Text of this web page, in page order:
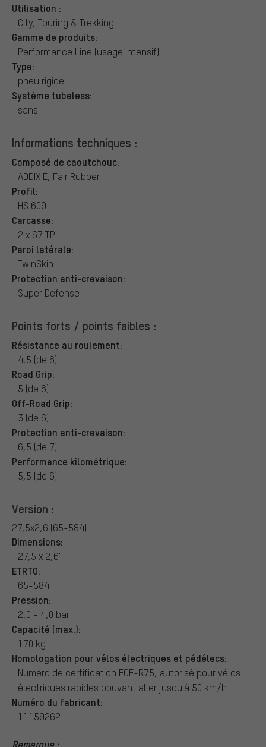
Utilisation :
City, Touring & Trekking
Gamme de produits:
Performance Line (usage intensif)
Type:
pneu rigide
Système tubeless:
sans
Informations techniques :
Composé de caoutchouc:
ADDIX E, Fair Rubber
Profil:
HS 609
Carcasse:
2 x 67 TPI
Paroi latérale:
TwinSkin
Protection anti-crevaison:
Super Defense
Points forts / points faibles :
Résistance au roulement:
4,5 (de 6)
Road Grip:
5 (de 6)
Off-Road Grip:
3 (de 6)
Protection anti-crevaison:
6,5 (de 7)
Performance kilométrique:
5,5 (de 6)
Version :
27,5x2,6 (65-584)
Dimensions:
27,5 x 2,6"
ETRTO:
65-584
Pression:
2,0 - 4,0 bar
Capacité (max.):
170 kg
Homologation pour vélos électriques et pédélecs:
Numéro de certification ECE-R75, autorisé pour vélos
électriques rapides pouvant aller jusqu'à 50 km/h
Numéro du fabricant:
11159262
Remarque :